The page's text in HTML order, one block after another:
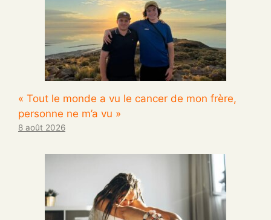
« Tout le monde a vu le cancer de mon frère,
personne ne m’a vu »
8 août 2026